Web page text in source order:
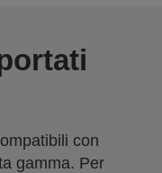
con
gamma. Per